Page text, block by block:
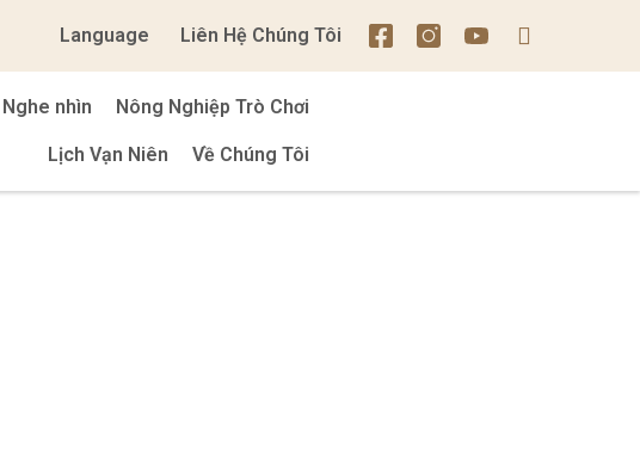
Language Liên Hệ Chúng Tôi
Nghe nhìn Nông Nghiệp Trò Chơi
Lịch Vạn Niên Về Chúng Tôi